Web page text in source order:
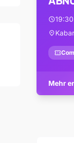
schedule
location_on
confirmation_number
Mehr